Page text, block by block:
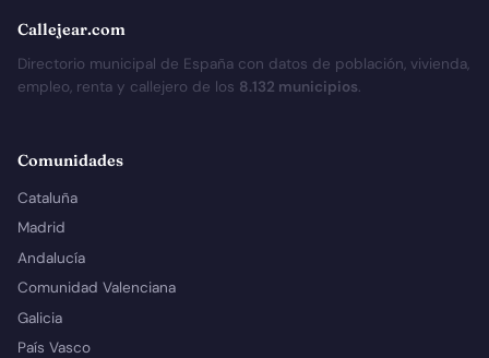
Callejear.com
Directorio municipal de España con datos de población, vivienda,
empleo, renta y callejero de los 8.132 municipios.
Comunidades
Cataluña
Madrid
Andalucía
Comunidad Valenciana
Galicia
País Vasco